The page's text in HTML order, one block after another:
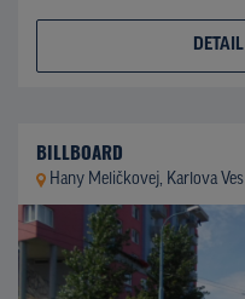
DETAIL
BILLBOARD
Hany Meličkovej, Karlova Ves